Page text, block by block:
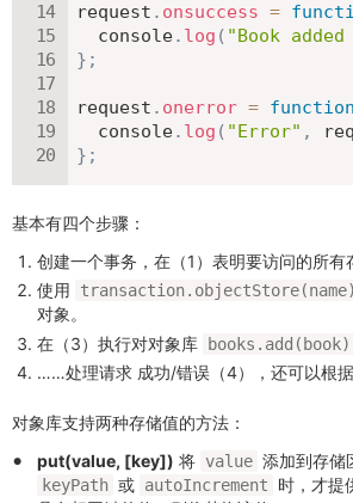
request . onsuccess =
  console
. log ( "Book
} ;
request . onerror = function
  console
. log ( "Error" ,
} ;
基本有四个步骤：
创建一个事务，在（1）表明要访问的所有
使用
transaction.objectStore(name)
对象。
在（3）执行对对象库
books.add(book)
……处理请求 成功/错误（4），还可以根据
对象库支持两种存储值的方法：
put(value, [key]) 将 value 添加到存储
keyPath 或 autoIncrement 时，才提